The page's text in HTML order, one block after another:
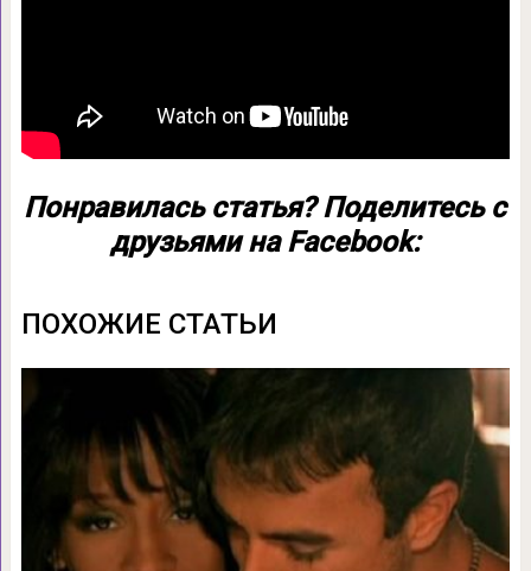
Понравилась статья? Поделитесь с
друзьями на Facebook:
ПОХОЖИЕ СТАТЬИ